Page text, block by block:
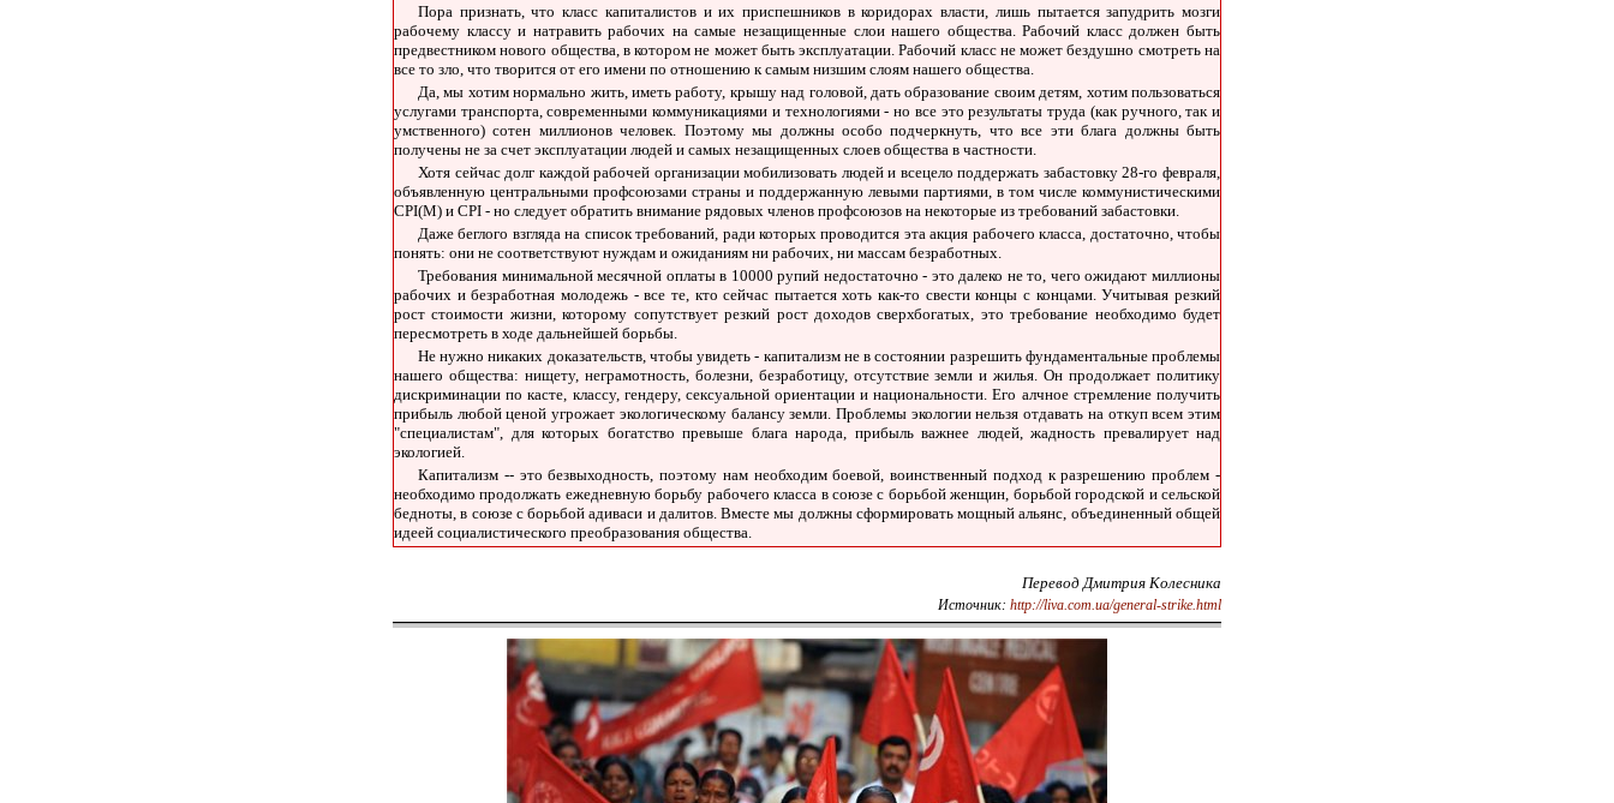
Пора признать, что класс капиталистов и их приспешников в коридорах власти, лишь пытается запудрить мозги
рабочему классу и натравить рабочих на самые незащищенные слои нашего общества. Рабочий класс должен быть
предвестником нового общества, в котором не может быть эксплуатации. Рабочий класс не может бездушно смотреть на
все то зло, что творится от его имени по отношению к самым низшим слоям нашего общества.
Да, мы хотим нормально жить, иметь работу, крышу над головой, дать образование своим детям, хотим пользоваться
услугами транспорта, современными коммуникациями и технологиями - но все это результаты труда (как ручного, так и
умственного) сотен миллионов человек. Поэтому мы должны особо подчеркнуть, что все эти блага должны быть
получены не за счет эксплуатации людей и самых незащищенных слоев общества в частности.
Хотя сейчас долг каждой рабочей организации мобилизовать людей и всецело поддержать забастовку 28-го февраля,
объявленную центральными профсоюзами страны и поддержанную левыми партиями, в том числе коммунистическими
CPI(M) и CPI - но следует обратить внимание рядовых членов профсоюзов на некоторые из требований забастовки.
Даже беглого взгляда на список требований, ради которых проводится эта акция рабочего класса, достаточно, чтобы
понять: они не соответствуют нуждам и ожиданиям ни рабочих, ни массам безработных.
Требования минимальной месячной оплаты в 10000 рупий недостаточно - это далеко не то, чего ожидают миллионы
рабочих и безработная молодежь - все те, кто сейчас пытается хоть как-то свести концы с концами. Учитывая резкий
рост стоимости жизни, которому сопутствует резкий рост доходов сверхбогатых, это требование необходимо будет
пересмотреть в ходе дальнейшей борьбы.
Не нужно никаких доказательств, чтобы увидеть - капитализм не в состоянии разрешить фундаментальные проблемы
нашего общества: нищету, неграмотность, болезни, безработицу, отсутствие земли и жилья. Он продолжает политику
дискриминации по касте, классу, гендеру, сексуальной ориентации и национальности. Его алчное стремление получить
прибыль любой ценой угрожает экологическому балансу земли. Проблемы экологии нельзя отдавать на откуп всем этим
"специалистам", для которых богатство превыше блага народа, прибыль важнее людей, жадность превалирует над
экологией.
Капитализм -- это безвыходность, поэтому нам необходим боевой, воинственный подход к разрешению проблем -
необходимо продолжать ежедневную борьбу рабочего класса в союзе с борьбой женщин, борьбой городской и сельской
бедноты, в союзе с борьбой адиваси и далитов. Вместе мы должны сформировать мощный альянс, объединенный общей
идеей социалистического преобразования общества.
Перевод Дмитрия Колесника
Источник: http://liva.com.ua/general-strike.html